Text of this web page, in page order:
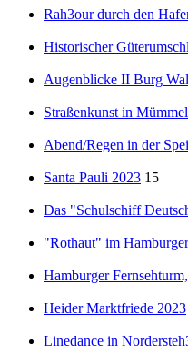
Rah3our durch den
Historischer
Augenblicke II Burg
Straßenkunst in
Abend/Regen in der
Santa Pauli 2023 15
Das "Schulschiff
"Rothaut" im
Hamburger
Heider Marktfriede 2023
Linedance in